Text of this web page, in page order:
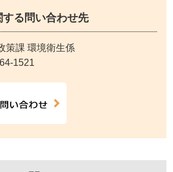
る問い合わせ先
策課 環境衛生係
1521